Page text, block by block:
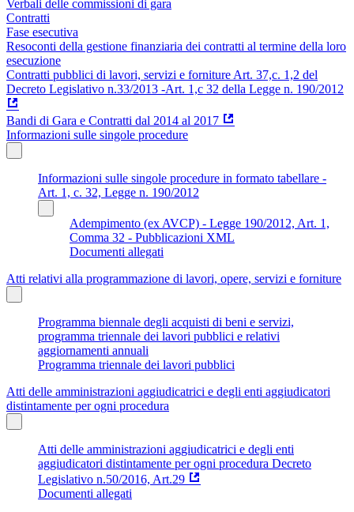
Verbali delle commissioni di gara
Contratti
Fase esecutiva
Resoconti della gestione finanziaria dei contratti al termine della loro
esecuzione
Contratti pubblici di lavori, servizi e forniture Art. 37,c. 1,2 del
Decreto Legislativo n.33/2013 -Art. 1,c 32 della Legge n. 190/2012
Bandi di Gara e Contratti dal 2014 al 2017
Informazioni sulle singole procedure
Informazioni sulle singole procedure in formato tabellare -
Art. 1, c. 32, Legge n. 190/2012
Adempimento (ex AVCP) - Legge 190/2012, Art. 1,
Comma 32 - Pubblicazioni XML
Documenti allegati
Atti relativi alla programmazione di lavori, opere, servizi e forniture
Programma biennale degli acquisti di beni e servizi,
programma triennale dei lavori pubblici e relativi
aggiornamenti annuali
Programma triennale dei lavori pubblici
Atti delle amministrazioni aggiudicatrici e degli enti aggiudicatori
distintamente per ogni procedura
Atti delle amministrazioni aggiudicatrici e degli enti
aggiudicatori distintamente per ogni procedura Decreto
Legislativo n.50/2016, Art.29
Documenti allegati